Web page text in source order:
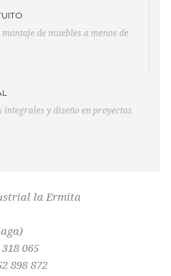
de muebles a menos de
integrales y diseño en proyectos
la Ermita
065
898 872